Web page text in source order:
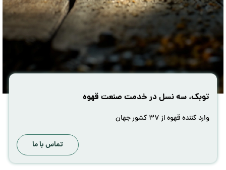
توبک، سه نسل در خدمت صنعت قهوه
وارد کننده قهوه از ۳۷ کشور جهان
تماس با ما